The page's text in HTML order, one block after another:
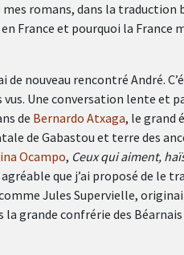
romans, dans la traduction
France et pourquoi la France
de nouveau rencontré André.
Une conversation lente et
de Bernardo Atxaga, le grand
de Gabastou et terre des
Ocampo, Ceux qui aiment,
que j’ai proposé de le
Jules Supervielle,
grande confrérie des